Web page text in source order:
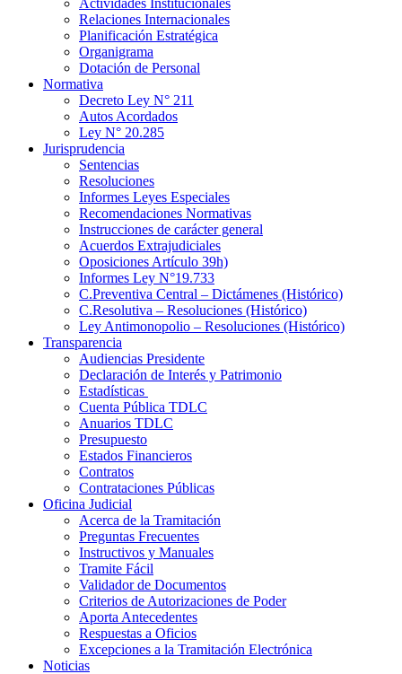
Relaciones Internacionales
Planificación Estratégica
Organigrama
Dotación de Personal
Normativa
Decreto Ley N° 211
Autos Acordados
Ley N° 20.285
Jurisprudencia
Sentencias
Resoluciones
Informes Leyes Especiales
Recomendaciones Normativas
Instrucciones de carácter general
Acuerdos Extrajudiciales
Oposiciones Artículo 39h)
Informes Ley N°19.733
C.Preventiva Central – Dictámenes (Histórico)
C.Resolutiva – Resoluciones (Histórico)
Ley Antimonopolio – Resoluciones (Histórico)
Transparencia
Audiencias Presidente
Declaración de Interés y Patrimonio
Estadísticas
Cuenta Pública TDLC
Anuarios TDLC
Presupuesto
Estados Financieros
Contratos
Contrataciones Públicas
Oficina Judicial
Acerca de la Tramitación
Preguntas Frecuentes
Instructivos y Manuales
Tramite Fácil
Validador de Documentos
Criterios de Autorizaciones de Poder
Aporta Antecedentes
Respuestas a Oficios
Excepciones a la Tramitación Electrónica
Noticias